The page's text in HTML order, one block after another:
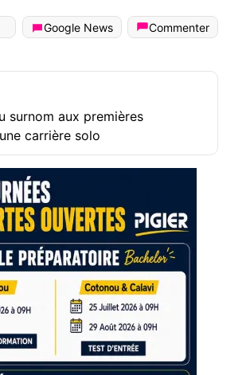
Google News
Commenter
surnom aux premières
carrière solo